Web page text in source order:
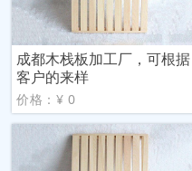
成都木栈板加工厂，可根据
客户的来样
价格：¥ 0